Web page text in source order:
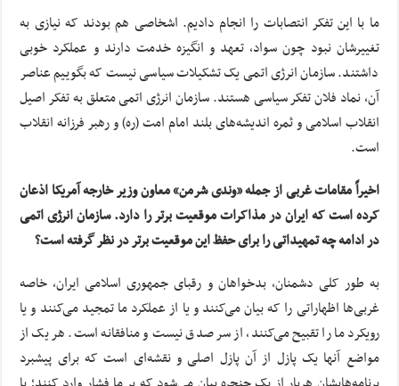
ما با این تفکر انتصابات را انجام دادیم. اشخاصی هم بودند که نیازی به
تغییرشان نبود چون سواد، تعهد و انگیزه خدمت دارند و عملکرد خوبی
داشتند. سازمان انرژی اتمی یک تشکیلات سیاسی نیست که بگوییم عناصر
آن، نماد فلان تفکر سیاسی هستند. سازمان انرژی اتمی متعلق به تفکر اصیل
انقلاب اسلامی و ثمره اندیشه‌های بلند امام امت (ره) و رهبر فرزانه انقلاب
است.
اخیراً مقامات غربی از جمله «وندی شرمن» معاون وزیر خارجه آمریکا اذعان
کرده است که ایران در مذاکرات موقعیت برتر را دارد. سازمان انرژی اتمی
در ادامه چه تمهیداتی را برای حفظ این موقعیت برتر در نظر گرفته است؟
به طور کلی دشمنان، بدخواهان و رقبای جمهوری اسلامی ایران، خاصه
غربی‌ها اظهاراتی را که بیان می‌کنند و یا از عملکرد ما تمجید می‌کنند و یا
رویکرد ما را تقبیح می‌کنند، از سر صدق نیست و منافقانه است. هر یک از
مواضع آنها یک پازل از آن پازل اصلی و نقشه‌ای است که برای پیشبرد